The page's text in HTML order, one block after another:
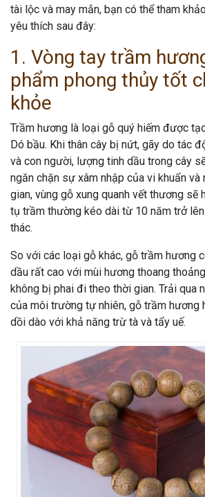
tài lộc và may mắn, bạn có thể tham
yêu thích sau đây:
1. Vòng tay trầm
phẩm phong thủy tốt
khỏe
Trầm hương là loại gỗ quý hiếm được
Dó bầu. Khi thân cây bị nứt, gãy do tác
và con người, lượng tinh dầu trong cây
ngăn chặn sự xâm nhập của vi khuẩn và
gian, vùng gỗ xung quanh vết thương sẽ
tụ trầm thường kéo dài từ 10 năm trở
thác.
So với các loại gỗ khác, gỗ trầm hương
dầu rất cao với mùi hương thoang
không bị phai đi theo thời gian. Trải qua
của môi trường tự nhiên, gỗ trầm hương
dồi dào với khả năng trừ tà và tẩy uế.